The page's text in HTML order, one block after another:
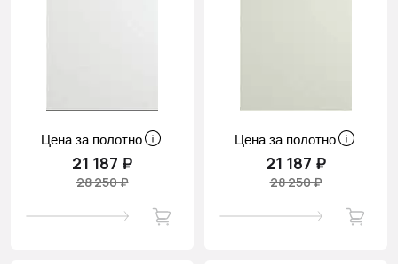
Цена за полотно
21 187 ₽
28 250 ₽
Цена за полотно
21 187 ₽
28 250 ₽